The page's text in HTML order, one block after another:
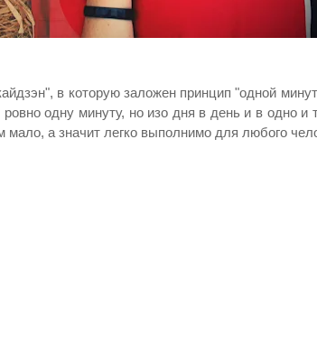
в которую заложен принцип "одной
одну минуту, но изо дня в день и в одно и
а значит легко выполнимо для любого